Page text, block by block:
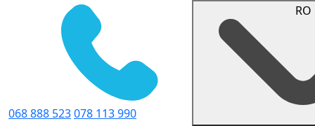
068 888 523078 113 990